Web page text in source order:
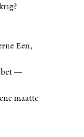
Een,
—
maatte